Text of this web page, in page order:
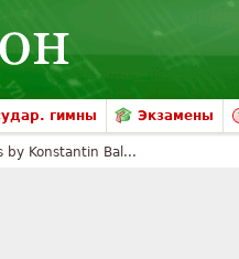
гимны Экзамены
by Konstantin Bal...